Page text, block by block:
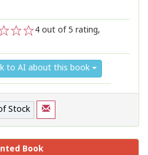
4 out of 5 rating,
to AI about this book
Stock
Book